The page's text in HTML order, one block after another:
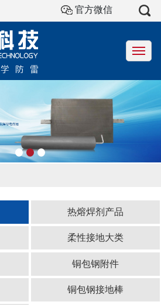
官方微信
首页
关于我们
产品中心
新闻动态
人才招聘
热熔焊剂产品
柔性接地大类
铜包钢附件
铜包钢接地棒